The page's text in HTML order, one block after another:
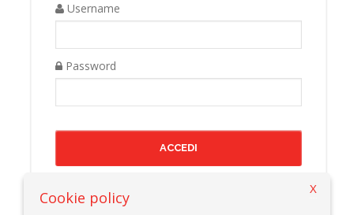
Username
Password
Cookie policy X